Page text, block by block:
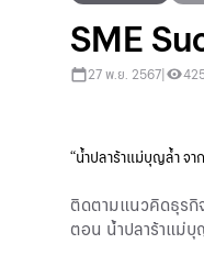
SME
27 พ.ย. 2567
“น้ำปลาร้าแม่บุญล้ำ จ
ติดตามแนวคิดธุรกิ
ตอน น้ำปลาร้าแม่บุ